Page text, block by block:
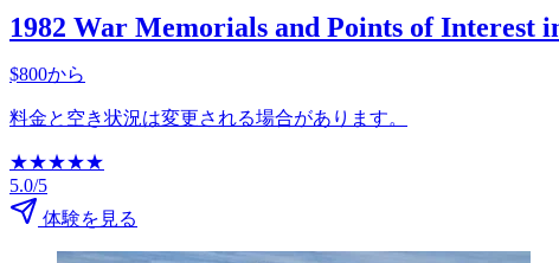
1982 War Memorials and Points of Interest
$800から
料金と空き状況は変更される場合があります。
★★★★★
5.0/5
体験を見る